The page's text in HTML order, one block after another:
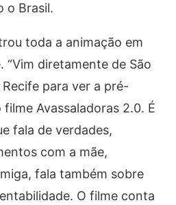
o Brasil.
toda a animação em
diretamente de São
para ver a pré-
Avassaladoras 2.0. É
fala de verdades,
com a mãe,
fala também sobre
O filme conta